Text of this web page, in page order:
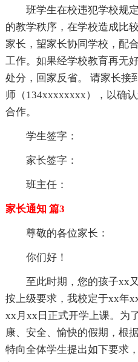
班学生在校违犯学校规
的教学秩序，在学校造成比
家长，望家长协同学校，配
工作。如果经学校教育再无
处分，回家反省。 请家长接
师（134xxxxxxxx），以确
合作。
学生签字：
家长签字：
班主任：
家长通知 篇3
尊敬的各位家长：
你们好！
至此时期，您的孩子xx
按上级要求，我校定于xx年
xx月xx日正式开学上课。为
康、安全、愉快的假期，根
特向全体学生提出如下要求